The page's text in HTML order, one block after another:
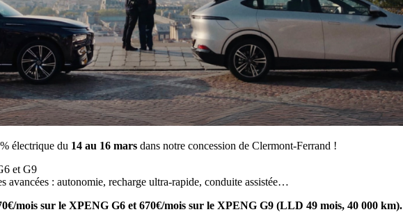
électrique du 14 au 16 mars dans notre concession de Clermont-Ferrand !
et G9
avancées : autonomie, recharge ultra-rapide, conduite assistée…
mois sur le XPENG G6 et 670€/mois sur le XPENG G9 (LLD 49 mois, 40 000 km).